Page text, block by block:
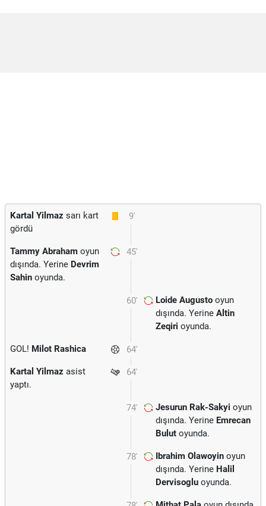
9'
Kartal Yilmaz sarı kart
gördü
45'
Tammy Abraham oyun
dışında. Yerine Devrim
Sahin oyunda.
60' Loide Augusto oyun
dışında. Yerine Altin
Zeqiri oyunda.
64'
GOL! Milot Rashica
64'
Kartal Yilmaz asist
yaptı.
74' Jesurun Rak-Sakyi oyun
dışında. Yerine Emrecan
Bulut oyunda.
78' Ibrahim Olawoyin oyun
dışında. Yerine Halil
Dervisoglu oyunda.